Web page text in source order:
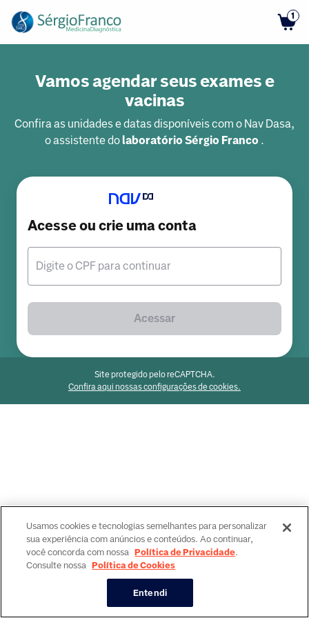
1
Vamos agendar seus exames e
vacinas
Confira as unidades e datas disponíveis com o Nav Dasa,
o assistente dolaboratório Sérgio Franco .
Acesse ou crie uma conta
Digite o CPF para continuar
Acessar
Site protegido pelo reCAPTCHA.
Confira aqui nossas configurações de cookies.
Usamos cookies e tecnologias semelhantes para personalizar
sua experiência com anúncios e conteúdos. Ao continuar,
você concorda com nossa Política de Privacidade.
Consulte nossa Política de Cookies
Entendi